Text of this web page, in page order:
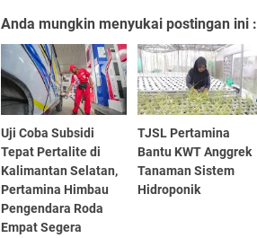
Anda mungkin menyukai postingan ini :
Uji Coba Subsidi
Tepat Pertalite di
Kalimantan Selatan,
Pertamina Himbau
Pengendara Roda
Empat Segera
TJSL Pertamina
Bantu KWT Anggrek
Tanaman Sistem
Hidroponik